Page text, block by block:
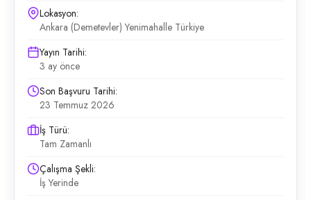
Lokasyon:
Ankara (Demetevler) Yenimahalle Türkiye
Yayın Tarihi:
3 ay önce
Son Başvuru Tarihi:
23 Temmuz 2026
İş Türü:
Tam Zamanlı
Çalışma Şekli:
İş Yerinde